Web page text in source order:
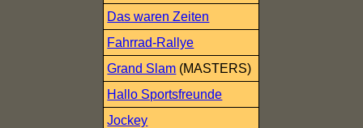
Das waren Zeiten
Fahrrad-Rallye
Grand Slam (MASTERS)
Hallo Sportsfreunde
Jockey